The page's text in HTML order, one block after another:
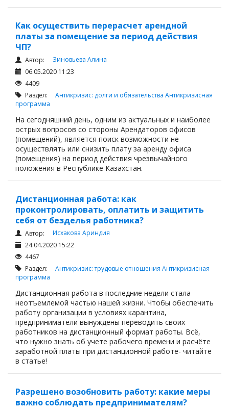
Как осуществить перерасчет арендной
платы за помещение за период действия
ЧП?
Автор:
Зиновьева Алина
06.05.2020 11:23
4409
Раздел: Антикризис: долги и обязательства Антикризисная
программа
На сегодняшний день, одним из актуальных и наиболее
острых вопросов со стороны Арендаторов офисов
(помещений), является поиск возможности не
осуществлять или снизить плату за аренду офиса
(помещения) на период действия чрезвычайного
положения в Республике Казахстан.
Дистанционная работа: как
проконтролировать, оплатить и защитить
себя от безделья работника?
Автор:
Исхакова Ариндия
24.04.2020 15:22
4467
Раздел: Антикризис: трудовые отношения Антикризисная
программа
Дистанционная работа в последние недели стала
неотъемлемой частью нашей жизни. Чтобы обеспечить
работу организации в условиях карантина,
предприниматели вынуждены переводить своих
работников на дистанционный формат работы. Всё,
что нужно знать об учете рабочего времени и расчёте
заработной платы при дистанционной работе- читайте
в статье!
Разрешено возобновить работу: какие меры
важно соблюдать предпринимателям?